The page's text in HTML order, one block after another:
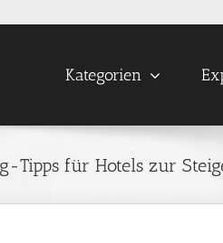
Kategorien
für Hotels zur